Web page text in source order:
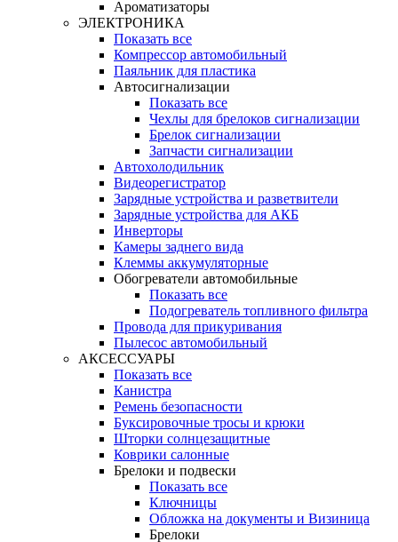
Ароматизаторы
ЭЛЕКТРОНИКА
Показать все
Компрессор автомобильный
Паяльник для пластика
Автосигнализации
Показать все
Чехлы для брелоков сигнализации
Брелок сигнализации
Запчасти сигнализации
Автохолодильник
Видеорегистратор
Зарядные устройства и разветвители
Зарядные устройства для АКБ
Инверторы
Камеры заднего вида
Клеммы аккумуляторные
Обогреватели автомобильные
Показать все
Подогреватель топливного фильтра
Провода для прикуривания
Пылесос автомобильный
АКСЕССУАРЫ
Показать все
Канистра
Ремень безопасности
Буксировочные тросы и крюки
Шторки солнцезащитные
Коврики салонные
Брелоки и подвески
Показать все
Ключницы
Обложка на документы и Визиница
Брелоки